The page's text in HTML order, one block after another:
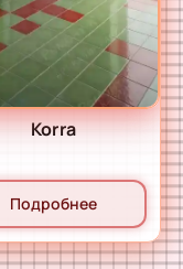
Korra
Подробнее